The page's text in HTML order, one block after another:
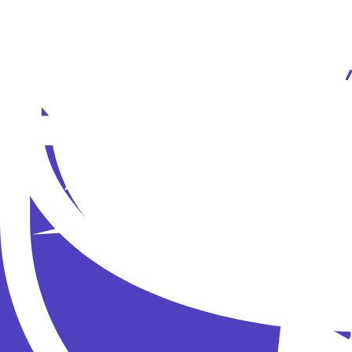
Саша Спилберг
Даже солнце выглядывает, когда на улицу
задание.